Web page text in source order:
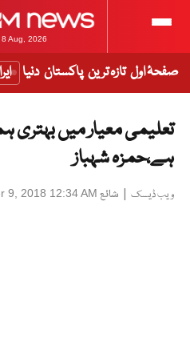
8 Aug, 2026
صفحۂ اول تازہ ترین پاکستان دنیا
تعلیمی معیار میں بہتری
ہے،حمزہ شہباز
ویب ڈیسک | شائع 9, 2018 12:34 AM